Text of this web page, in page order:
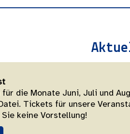
die Monate Juni, Juli und
Tickets für unsere
keine Vorstellung!